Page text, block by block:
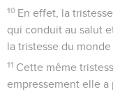
10 En effet, la
qui conduit au salut
la tristesse du
11 Cette même
empressement elle a